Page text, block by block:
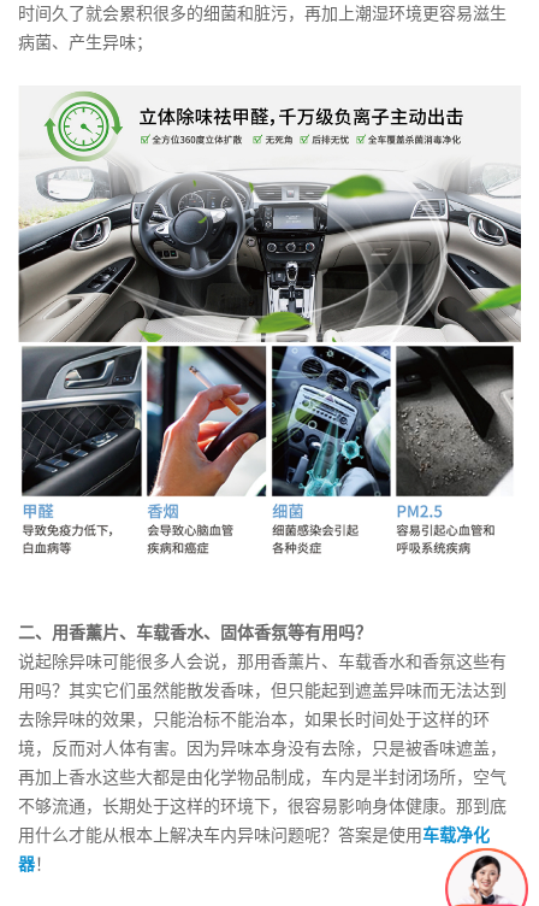
时间久了就会累积很多的细菌和脏污，再加上潮湿环境更容易滋生
病菌、产生异味；
二、用香薰片、车载香水、固体香氛等有用吗？
说起除异味可能很多人会说，那用香薰片、车载香水和香氛这些有
用吗？其实它们虽然能散发香味，但只能起到遮盖异味而无法达到
去除异味的效果，只能治标不能治本，如果长时间处于这样的环
境，反而对人体有害。因为异味本身没有去除，只是被香味遮盖，
再加上香水这些大都是由化学物品制成，车内是半封闭场所，空气
不够流通，长期处于这样的环境下，很容易影响身体健康。那到底
用什么才能从根本上解决车内异味问题呢？答案是使用车载净化
器！